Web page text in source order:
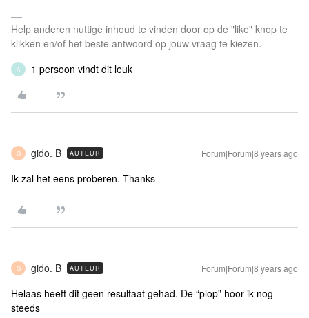
Help anderen nuttige inhoud te vinden door op de "like" knop te
klikken en/of het beste antwoord op jouw vraag te kiezen.
A 1 persoon vindt dit leuk
G gido. B AUTEUR Forum|Forum|8 years ago
Ik zal het eens proberen. Thanks
G gido. B AUTEUR Forum|Forum|8 years ago
Helaas heeft dit geen resultaat gehad. De “plop” hoor ik nog
steeds